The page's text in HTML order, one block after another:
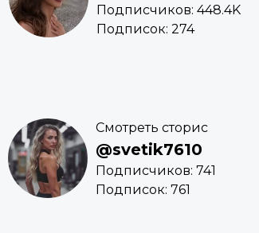
Подписчиков: 448.4K
Подписок: 274
Смотреть сторис
@svetik7610
Подписчиков: 741
Подписок: 761